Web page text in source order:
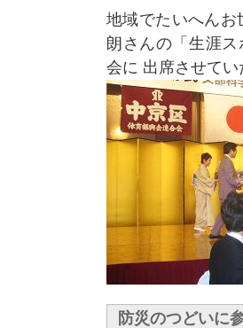
地域でたいへんお
朗さんの「生涯
会に 出席させてい
防災のつどいに